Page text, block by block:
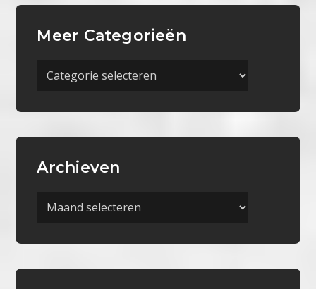
Meer Categorieën
Meer
Archieven
Archieven